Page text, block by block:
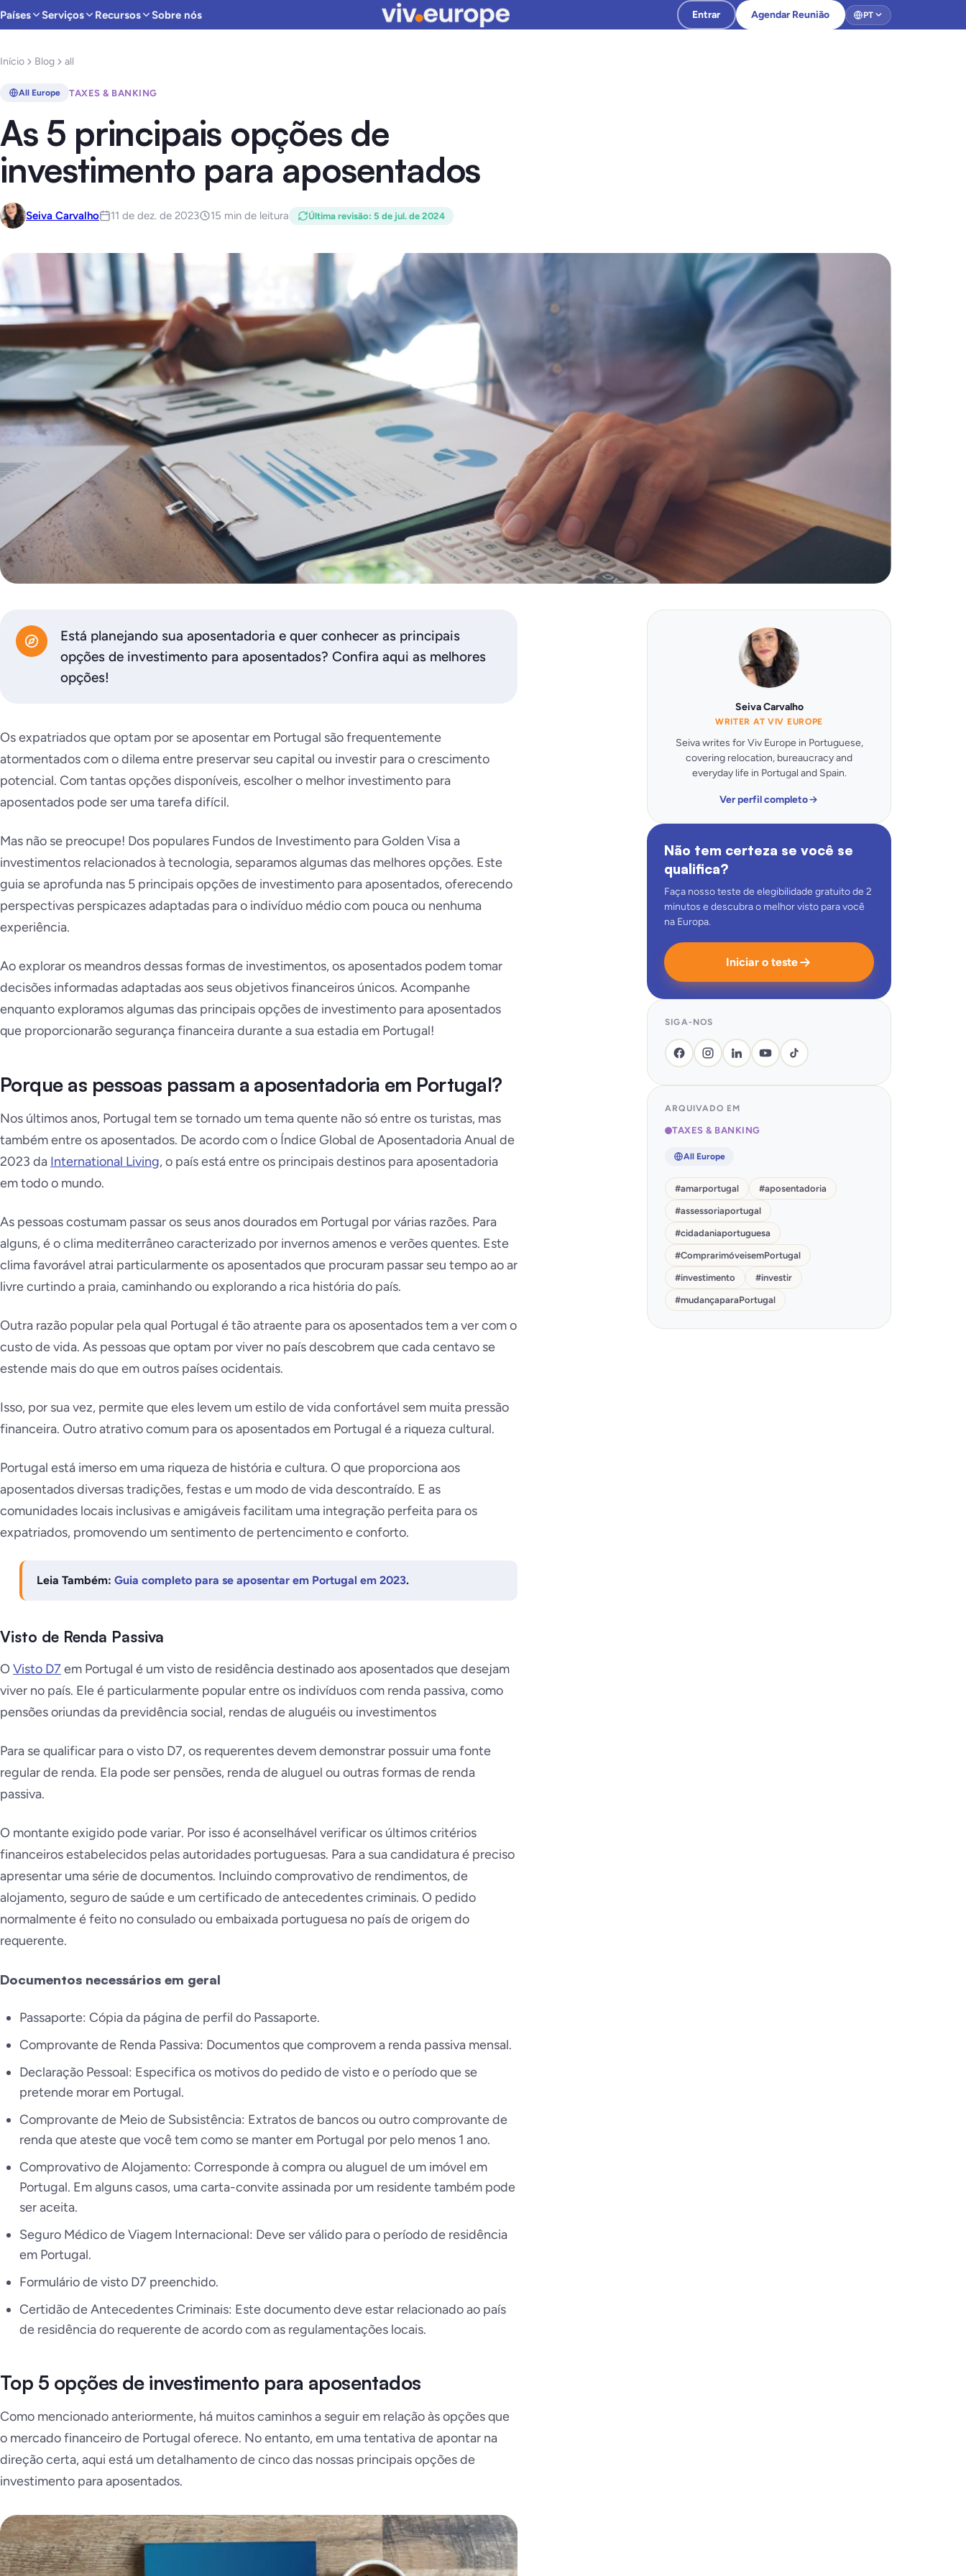
Países Serviços Recursos Sobre nós Entrar Agendar Reunião PT
Início Blog all
All Europe TAXES & BANKING
As 5 principais opções de
investimento para aposentados
Seiva Carvalho 11 de dez. de 2023 15 min de leitura Última revisão: 5 de jul. de 2024
Está planejando sua aposentadoria e quer conhecer as principais
opções de investimento para aposentados? Confira aqui as melhores
opções!
Os expatriados que optam por se aposentar em Portugal são frequentemente
atormentados com o dilema entre preservar seu capital ou investir para o crescimento
potencial. Com tantas opções disponíveis, escolher o melhor investimento para
aposentados pode ser uma tarefa difícil.
Mas não se preocupe! Dos populares Fundos de Investimento para Golden Visa a
investimentos relacionados à tecnologia, separamos algumas das melhores opções. Este
guia se aprofunda nas 5 principais opções de investimento para aposentados, oferecendo
perspectivas perspicazes adaptadas para o indivíduo médio com pouca ou nenhuma
experiência.
Ao explorar os meandros dessas formas de investimentos, os aposentados podem tomar
decisões informadas adaptadas aos seus objetivos financeiros únicos. Acompanhe
enquanto exploramos algumas das principais opções de investimento para aposentados
que proporcionarão segurança financeira durante a sua estadia em Portugal!
Porque as pessoas passam a aposentadoria em Portugal?
Nos últimos anos, Portugal tem se tornado um tema quente não só entre os turistas, mas
também entre os aposentados. De acordo com o Índice Global de Aposentadoria Anual de
2023 da International Living, o país está entre os principais destinos para aposentadoria
em todo o mundo.
As pessoas costumam passar os seus anos dourados em Portugal por várias razões. Para
alguns, é o clima mediterrâneo caracterizado por invernos amenos e verões quentes. Este
clima favorável atrai particularmente os aposentados que procuram passar seu tempo ao ar
livre curtindo a praia, caminhando ou explorando a rica história do país.
Outra razão popular pela qual Portugal é tão atraente para os aposentados tem a ver com o
custo de vida. As pessoas que optam por viver no país descobrem que cada centavo se
estende mais do que em outros países ocidentais.
Isso, por sua vez, permite que eles levem um estilo de vida confortável sem muita pressão
financeira. Outro atrativo comum para os aposentados em Portugal é a riqueza cultural.
Portugal está imerso em uma riqueza de história e cultura. O que proporciona aos
aposentados diversas tradições, festas e um modo de vida descontraído. E as
comunidades locais inclusivas e amigáveis facilitam uma integração perfeita para os
expatriados, promovendo um sentimento de pertencimento e conforto.
Leia Também: Guia completo para se aposentar em Portugal em 2023.
Visto de Renda Passiva
O Visto D7 em Portugal é um visto de residência destinado aos aposentados que desejam
viver no país. Ele é particularmente popular entre os indivíduos com renda passiva, como
pensões oriundas da previdência social, rendas de aluguéis ou investimentos
Para se qualificar para o visto D7, os requerentes devem demonstrar possuir uma fonte
regular de renda. Ela pode ser pensões, renda de aluguel ou outras formas de renda
passiva.
O montante exigido pode variar. Por isso é aconselhável verificar os últimos critérios
financeiros estabelecidos pelas autoridades portuguesas. Para a sua candidatura é preciso
apresentar uma série de documentos. Incluindo comprovativo de rendimentos, de
alojamento, seguro de saúde e um certificado de antecedentes criminais. O pedido
normalmente é feito no consulado ou embaixada portuguesa no país de origem do
requerente.
Documentos necessários em geral
Passaporte: Cópia da página de perfil do Passaporte.
Comprovante de Renda Passiva: Documentos que comprovem a renda passiva mensal.
Declaração Pessoal: Especifica os motivos do pedido de visto e o período que se
pretende morar em Portugal.
Comprovante de Meio de Subsistência: Extratos de bancos ou outro comprovante de
renda que ateste que você tem como se manter em Portugal por pelo menos 1 ano.
Comprovativo de Alojamento: Corresponde à compra ou aluguel de um imóvel em
Portugal. Em alguns casos, uma carta-convite assinada por um residente também pode
ser aceita.
Seguro Médico de Viagem Internacional: Deve ser válido para o período de residência
em Portugal.
Formulário de visto D7 preenchido.
Certidão de Antecedentes Criminais: Este documento deve estar relacionado ao país
de residência do requerente de acordo com as regulamentações locais.
Top 5 opções de investimento para aposentados
Como mencionado anteriormente, há muitos caminhos a seguir em relação às opções que
o mercado financeiro de Portugal oferece. No entanto, em uma tentativa de apontar na
direção certa, aqui está um detalhamento de cinco das nossas principais opções de
investimento para aposentados.
Seiva Carvalho
WRITER AT VIV EUROPE
Seiva writes for Viv Europe in Portuguese,
covering relocation, bureaucracy and
everyday life in Portugal and Spain.
Ver perfil completo
Não tem certeza se você se
qualifica?
Faça nosso teste de elegibilidade gratuito de 2
minutos e descubra o melhor visto para você
na Europa.
Iniciar o teste
SIGA-NOS
ARQUIVADO EM
TAXES & BANKING
All Europe
#amarportugal #aposentadoria
#assessoriaportugal
#cidadaniaportuguesa
#ComprarimóveisemPortugal
#investimento #investir
#mudançaparaPortugal